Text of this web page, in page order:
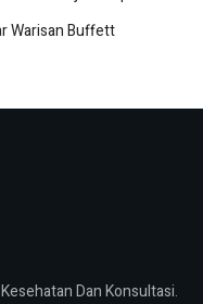
Warisan Buffett
Dan Konsultasi.